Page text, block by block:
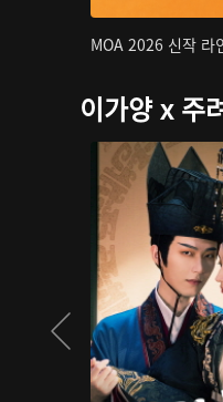
MOA 2026 신작
이가양 x 주